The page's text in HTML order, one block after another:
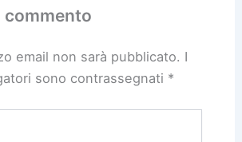
commento
email non sarà pubblicato. I
sono contrassegnati *